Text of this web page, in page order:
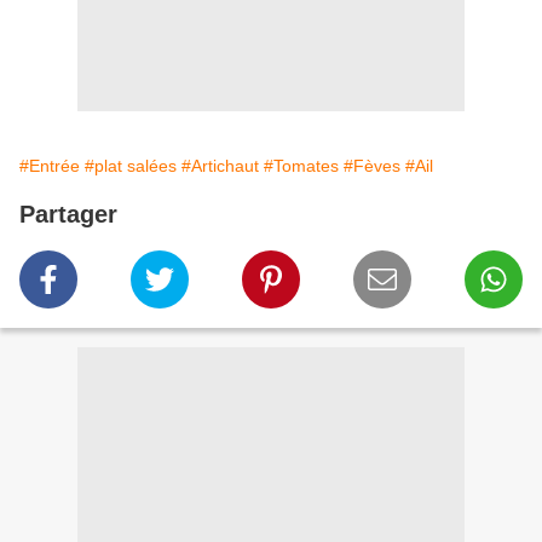
#Entrée #plat salées #Artichaut #Tomates #Fèves #Ail
Partager